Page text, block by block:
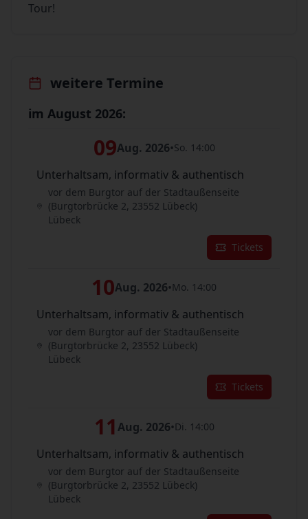
Tour!
weitere Termine
im August 2026:
09Aug. 2026•So. 14:00
Unterhaltsam, informativ & authentisch
vor dem Burgtor auf der Stadtaußenseite
(Burgtorbrücke 2, 23552 Lübeck)
Lübeck
Tickets
10Aug. 2026•Mo. 14:00
Unterhaltsam, informativ & authentisch
vor dem Burgtor auf der Stadtaußenseite
(Burgtorbrücke 2, 23552 Lübeck)
Lübeck
Tickets
11 Aug. 2026•Di. 14:00
Unterhaltsam, informativ & authentisch
vor dem Burgtor auf der Stadtaußenseite
(Burgtorbrücke 2, 23552 Lübeck)
Lübeck